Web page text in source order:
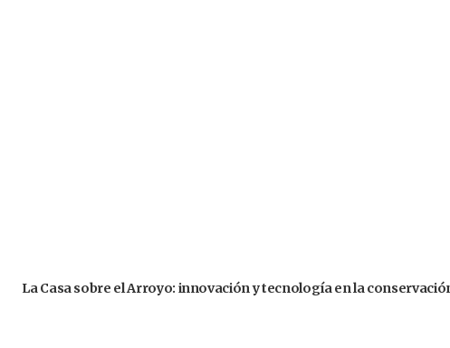
La Casa sobre el Arroyo: innovación y tecnología en la